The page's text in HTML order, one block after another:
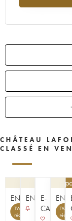
CHÂTEAU
CLASSÉ EN
ENCHÈRE
TVA
récupérable
ENCHÈRE
E-
CAVISTE
TVA